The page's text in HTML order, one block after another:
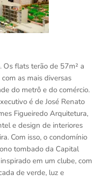
flats terão de 57m² a
as mais diversas
do metrô e do comércio.
é de José Renato
Figueiredo Arquitetura,
e design de interiores
Com isso, o condomínio
tombado da Capital
em um clube, com
de verde, luz e